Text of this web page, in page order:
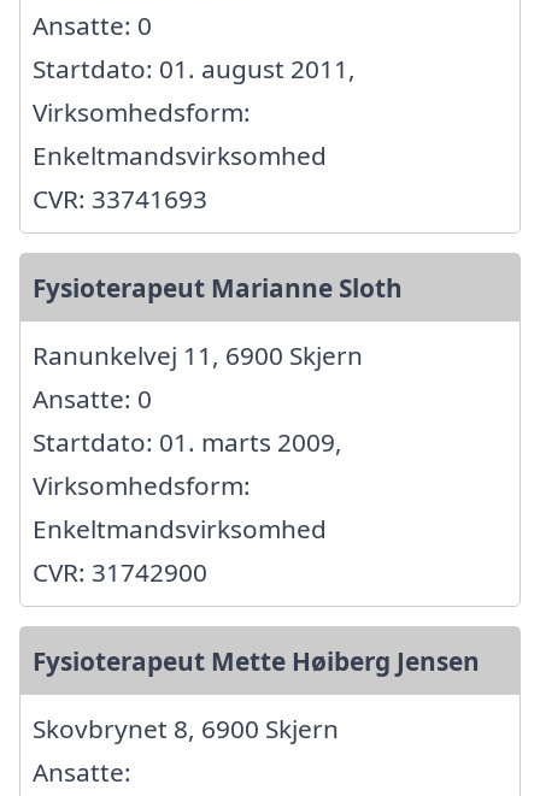
Ansatte: 0
Startdato: 01. august 2011,
Virksomhedsform:
Enkeltmandsvirksomhed
CVR: 33741693
Fysioterapeut Marianne Sloth
Ranunkelvej 11, 6900 Skjern
Ansatte: 0
Startdato: 01. marts 2009,
Virksomhedsform:
Enkeltmandsvirksomhed
CVR: 31742900
Fysioterapeut Mette Høiberg Jensen
Skovbrynet 8, 6900 Skjern
Ansatte: